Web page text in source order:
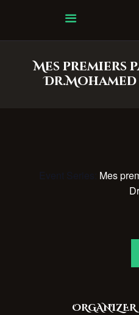
Mes premiers
Centre
Event Series: Mes
ORGANIZER